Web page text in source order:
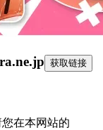
获取链接
在本网站的